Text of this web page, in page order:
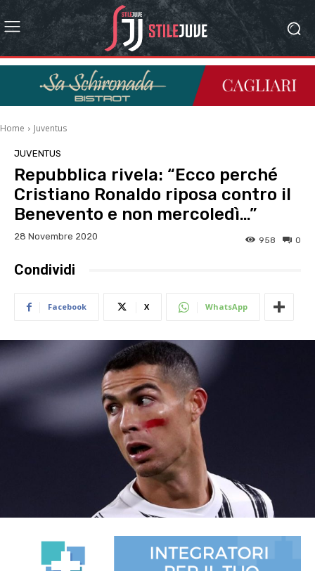
Home Juventus
JUVENTUS
Repubblica rivela: “Ecco perché
Cristiano Ronaldo riposa contro il
Benevento e non mercoledì…”
28 Novembre 2020 0
958
Condividi
Facebook X WhatsApp